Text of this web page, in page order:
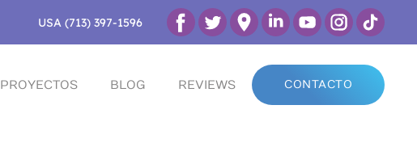
USA (713) 397-1596
PROYECTOS BLOG REVIEWS CONTACTO